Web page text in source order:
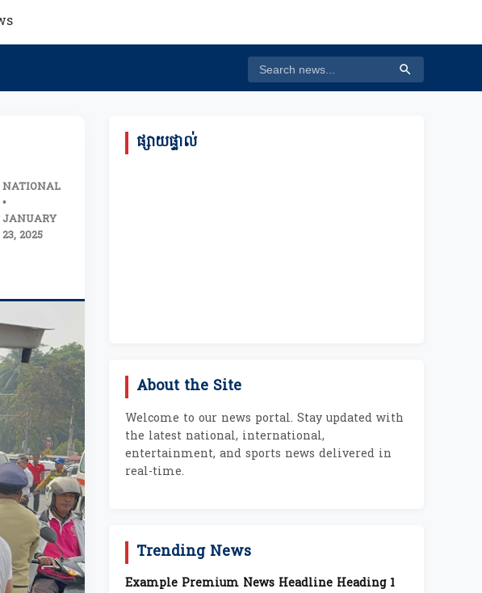
NATIONAL
•
JANUARY
23, 2025
ផ្សាយផ្ទាល់
About the Site
Welcome to our news portal. Stay updated with
the latest national, international,
entertainment, and sports news delivered in
real-time.
Trending News
Example Premium News Headline Heading 1